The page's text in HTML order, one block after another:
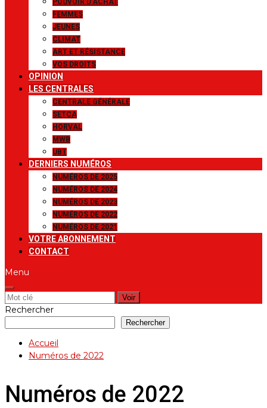
POUVOIR D’ACHAT
FEMMES
JEUNES
CLIMAT
ART ET RÉSISTANCE
VOS DROITS
OPINION
LES CENTRALES
CENTRALE GÉNÉRALE
SETCA
HORVAL
MWB
UBT
DERNIERS NUMÉROS
NUMÉROS DE 2025
NUMÉROS DE 2024
NUMÉROS DE 2023
NUMÉROS DE 2022
NUMÉROS DE 2021
VOTRE ABONNEMENT
CONTACT
Menu
Rechercher:
Rechercher
Rechercher
Accueil
Numéros de 2022
Numéros de 2022